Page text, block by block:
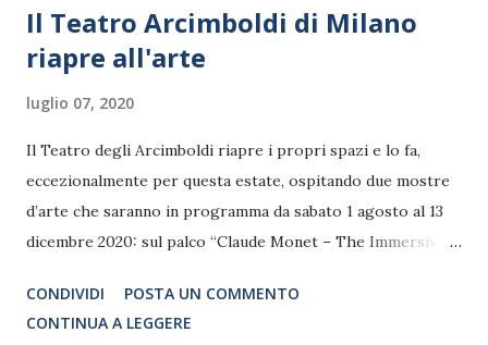
Il Teatro Arcimboldi di Milano
riapre all'arte
luglio 07, 2020
Il Teatro degli Arcimboldi riapre i propri spazi e lo fa,
eccezionalmente per questa estate, ospitando due mostre
d’arte che saranno in programma da sabato 1 agosto al 13
dicembre 2020: sul palco “Claude Monet – The Immersive
Exhibition”. Per il Teatro degli Arcimboldi sottoposto,
come tutti i teatri italiani, alle restrizioni imposte
CONDIVIDI
POSTA UN COMMENTO
CONTINUA A LEGGERE